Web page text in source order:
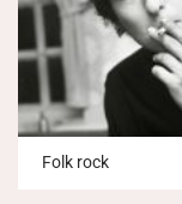
Folk rock